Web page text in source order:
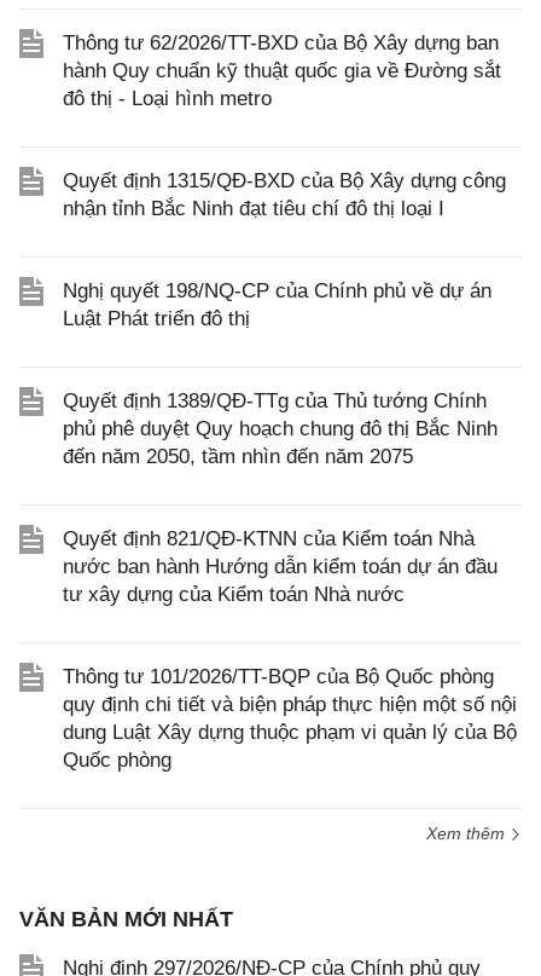
Thông tư 62/2026/TT-BXD của Bộ Xây dựng ban
hành Quy chuẩn kỹ thuật quốc gia về Đường sắt
đô thị - Loại hình metro
Quyết định 1315/QĐ-BXD của Bộ Xây dựng công
nhận tỉnh Bắc Ninh đạt tiêu chí đô thị loại I
Nghị quyết 198/NQ-CP của Chính phủ về dự án
Luật Phát triển đô thị
Quyết định 1389/QĐ-TTg của Thủ tướng Chính
phủ phê duyệt Quy hoạch chung đô thị Bắc Ninh
đến năm 2050, tầm nhìn đến năm 2075
Quyết định 821/QĐ-KTNN của Kiểm toán Nhà
nước ban hành Hướng dẫn kiểm toán dự án đầu
tư xây dựng của Kiểm toán Nhà nước
Thông tư 101/2026/TT-BQP của Bộ Quốc phòng
quy định chi tiết và biện pháp thực hiện một số nội
dung Luật Xây dựng thuộc phạm vi quản lý của Bộ
Quốc phòng
Xem thêm
VĂN BẢN MỚI NHẤT
Nghị định 297/2026/NĐ-CP của Chính phủ quy